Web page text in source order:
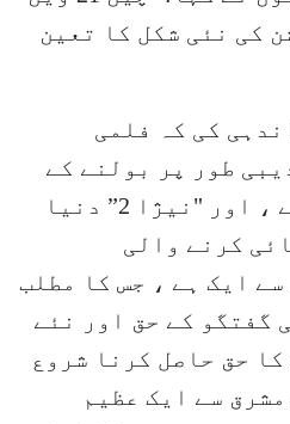
کی نئی شکل کا تعین
کی کہ فلمی
طور پر بولنے کے
حق کے لئے جدوجہد ہے ، اور "نیژا 2” دنیا
کرنے والی
ایک ہے ، جس کا مطلب
گفتگو کے حق اور نئے
حق حاصل کرنا شروع
سے ایک عظیم